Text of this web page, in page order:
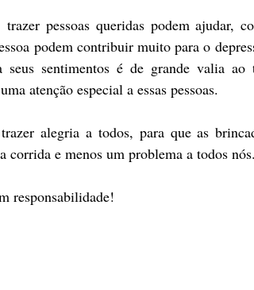
pessoas queridas podem ajudar,
podem contribuir muito para o
seus sentimentos é de grande valia
atenção especial a essas pessoas.
alegria a todos, para que as
corrida e menos um problema a todos nós.
responsabilidade!